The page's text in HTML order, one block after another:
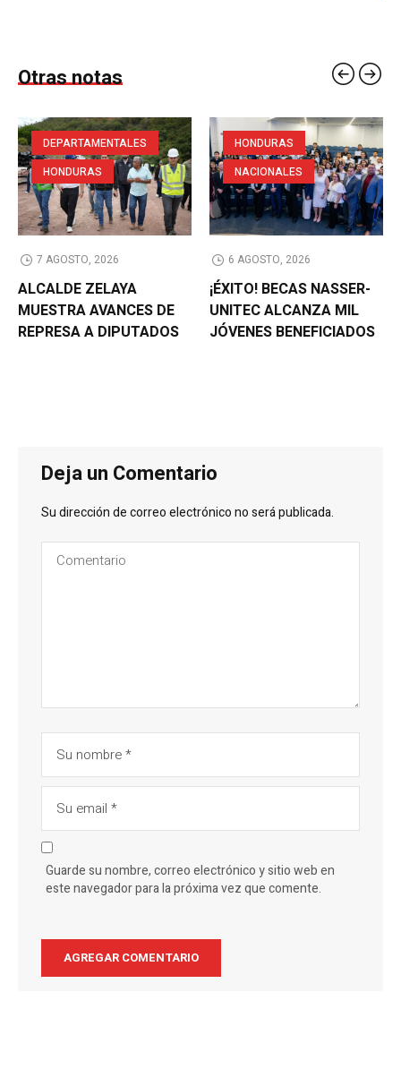
Otras notas
DEPARTAMENTALES
HONDURAS
7 AGOSTO, 2026
ALCALDE ZELAYA
MUESTRA AVANCES DE
REPRESA A DIPUTADOS
HONDURAS
NACIONALES
6 AGOSTO, 2026
¡ÉXITO! BECAS NASSER-
UNITEC ALCANZA MIL
JÓVENES BENEFICIADOS
Deja un Comentario
Su dirección de correo electrónico no será publicada.
Guarde su nombre, correo electrónico y sitio web en
este navegador para la próxima vez que comente.